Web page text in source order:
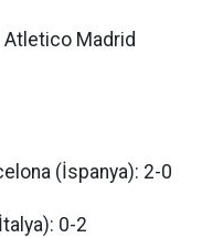
Atletico Madrid
(İspanya): 2-0
0-2